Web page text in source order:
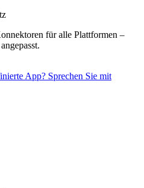
für alle Plattformen –
App? Sprechen Sie mit